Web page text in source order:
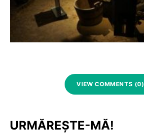
VIEW COMMENTS (0)
URMĂREȘTE-MĂ!